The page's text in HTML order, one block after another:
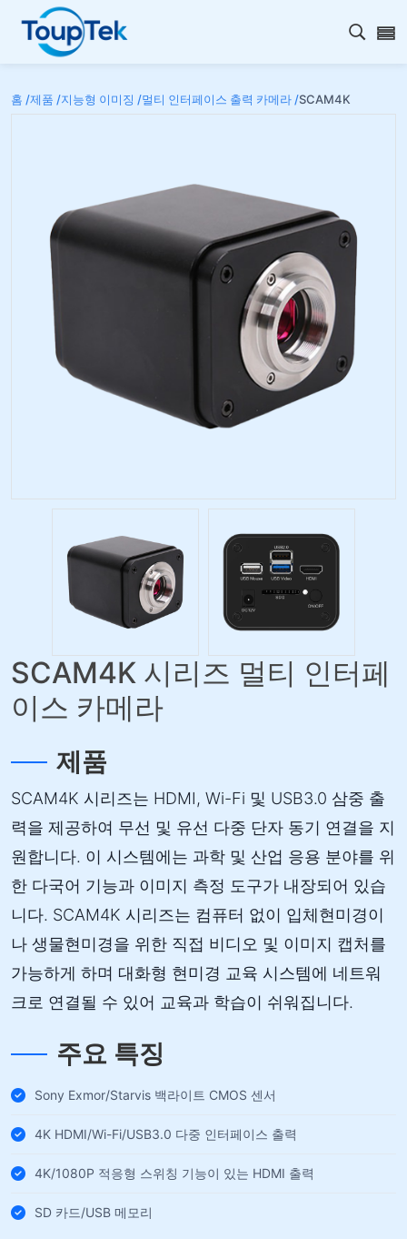
검색
홈 /제품 /지능형 이미징 /멀티 인터페이스 출력 카메라 /SCAM4K
SCAM4K 시리즈 멀티 인터페
이스 카메라
제품
SCAM4K 시리즈는 HDMI, Wi-Fi 및 USB3.0 삼중 출
력을 제공하여 무선 및 유선 다중 단자 동기 연결을 지
원합니다. 이 시스템에는 과학 및 산업 응용 분야를 위
한 다국어 기능과 이미지 측정 도구가 내장되어 있습
니다. SCAM4K 시리즈는 컴퓨터 없이 입체현미경이
나 생물현미경을 위한 직접 비디오 및 이미지 캡처를
가능하게 하며 대화형 현미경 교육 시스템에 네트워
크로 연결될 수 있어 교육과 학습이 쉬워집니다.
주요 특징
Sony Exmor/Starvis 백라이트 CMOS 센서
4K HDMI/Wi-Fi/USB3.0 다중 인터페이스 출력
4K/1080P 적응형 스위칭 기능이 있는 HDMI 출력
SD 카드/USB 메모리